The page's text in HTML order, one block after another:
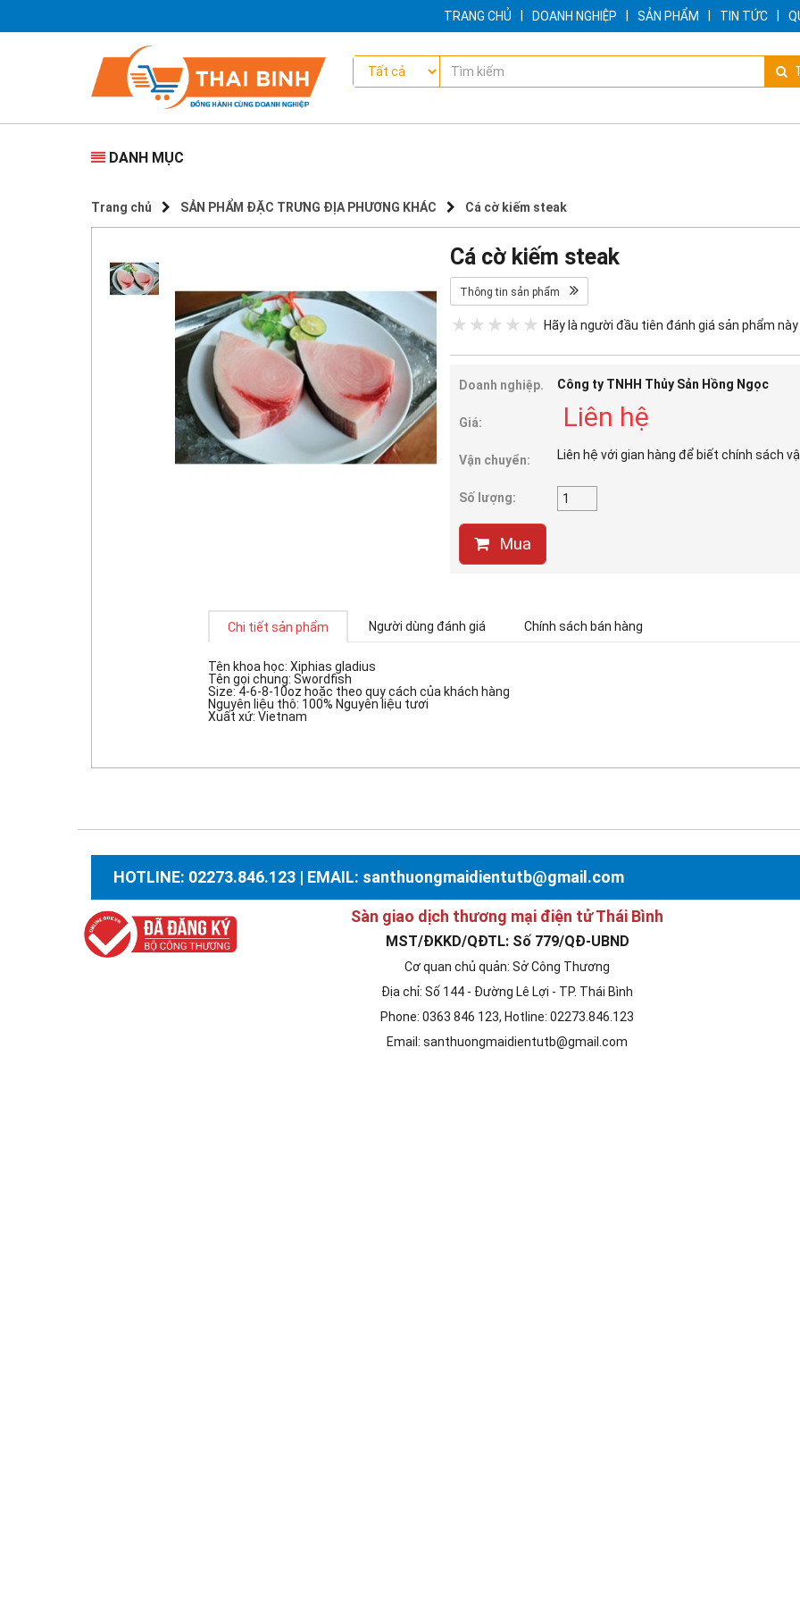
TRANG CHỦ DOANH NGHIỆP SẢN PHẨM TIN TỨC
DANH MỤC
Trang chủ SẢN PHẨM ĐẶC TRƯNG ĐỊA PHƯƠNG KHÁC Cá cờ kiếm steak
Cá cờ kiếm steak
Thông tin sản phẩm
Hãy là người đầu tiên đánh giá sản phẩm này
Doanh nghiệp. Công ty TNHH Thủy Sản Hồng Ngọc
Giá: Liên hệ
Vận chuyển: Liên hệ với gian hàng để biết chính sách
Số lượng:
Mua
Chi tiết sản phẩm Người dùng đánh giá Chính sách bán hàng
Tên khoa học: Xiphias gladius
Tên gọi chung: Swordfish
Size: 4-6-8-10oz hoặc theo quy cách của khách hàng
Nguyên liệu thô: 100% Nguyên liệu tươi
Xuất xứ: Vietnam
HOTLINE: 02273.846.123 | EMAIL: santhuongmaidientutb@gmail.com
Sàn giao dịch thương mại điện tử Thái Bình
MST/ĐKKD/QĐTL: Số 779/QĐ-UBND
Cơ quan chủ quản: Sở Công Thương
Địa chỉ: Số 144 - Đường Lê Lợi - TP. Thái Bình
Phone: 0363 846 123, Hotline: 02273.846.123
Email: santhuongmaidientutb@gmail.com